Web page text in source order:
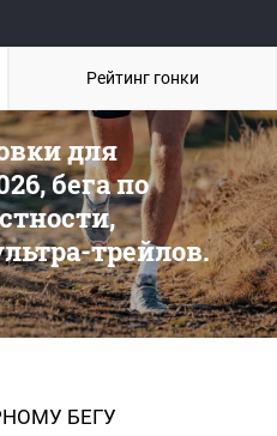
для
бега по
трейлов.
БЕГУ
Рейтинг гонки